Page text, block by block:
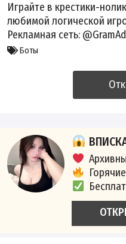
Играйте в крестики-
любимой логической
Рекламная сеть:
Боты